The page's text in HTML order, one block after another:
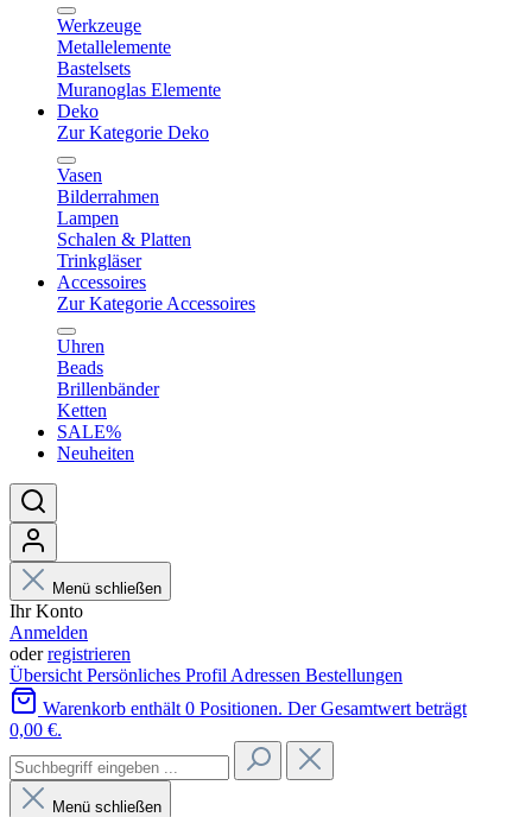
Werkzeuge
Metallelemente
Bastelsets
Muranoglas Elemente
Deko
Zur Kategorie Deko
Vasen
Bilderrahmen
Lampen
Schalen & Platten
Trinkgläser
Accessoires
Zur Kategorie Accessoires
Uhren
Beads
Brillenbänder
Ketten
SALE%
Neuheiten
Menü schließen
Ihr Konto
Anmelden
oderregistrieren
Übersicht Persönliches Profil Adressen Bestellungen
Warenkorb enthält 0 Positionen. Der Gesamtwert beträgt
0,00 €.
Menü schließen